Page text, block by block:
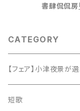
書肆侃侃房
CATEGORY
【フェア】小津夜景
短歌